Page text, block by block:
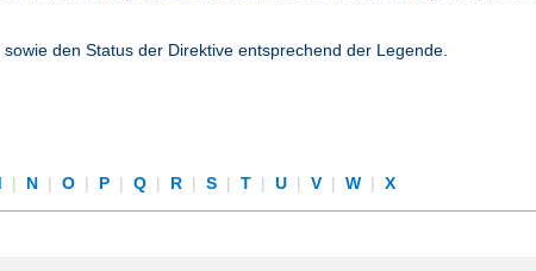
den Status der Direktive entsprechend der Legende.
| N | O | P | Q | R | S | T | U | V | W | X